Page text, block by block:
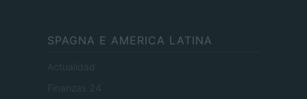
SPAGNA E AMERICA LATINA
Actualidad
Finanzas 24